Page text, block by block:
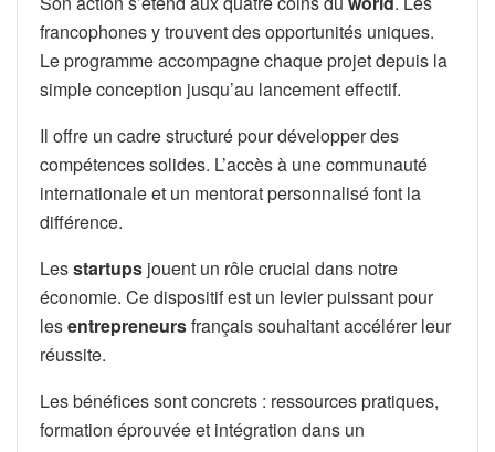
francophones y trouvent des opportunités uniques.
Le programme accompagne chaque projet depuis la
simple conception jusqu’au lancement effectif.
Il offre un cadre structuré pour développer des
compétences solides. L’accès à une communauté
internationale et un mentorat personnalisé font la
différence.
Lesstartups jouent un rôle crucial dans notre
économie. Ce dispositif est un levier puissant pour
lesentrepreneursfrançais souhaitant accélérer leur
réussite.
Les bénéfices sont concrets : ressources pratiques,
formation éprouvée et intégration dans un